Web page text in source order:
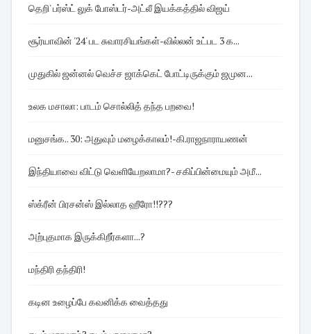
தெறி' பர்ஸ்ட் லுக் போஸ்டர்-அட்லீ இயக்கத்தில் விஜய்
சூர்யாவின் '24' பட சுவாரசியங்கள்-வில்லன் உட்பட 3 க...
முதுகில் ஜன்னல் வெச்ச ஜாக்கெட் போட்டிருக்கும் ஜமுன...
உலக மசாலா: பாடம் சொல்லித் தந்த பறவை!
மனுசங்க.. 30: அதுவும் மழைக்காலம்!-கி.ராஜநாராயணன்
இந்தியாவை விட்டு வெளியேறலாமா?- சகிப்பின்மையும் அமீ...
ஸ்க்ரீன் பிரசன்ஸ் இல்லாத ஹீரோ!!???
அற்புதமாக இருக்கிறீர்களா...?
மந்திரி தந்திரி!
கடின உழைப்பே கவனிக்க வைத்தது